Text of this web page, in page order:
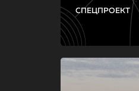
СПЕЦПРОЕКТ